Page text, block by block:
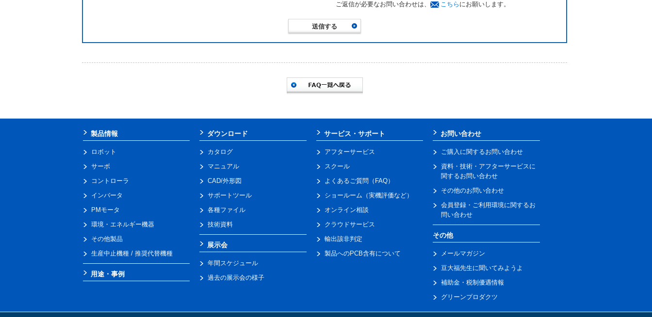
ご返信が必要なお問い合わせは、
こちら にお願いします。
製品情報
ロボット
サーボ
コントローラ
インバータ
PMモータ
環境・エネルギー機器
その他製品
生産中止機種 / 推奨代替機種
用途・事例
ダウンロード
カタログ
マニュアル
CAD/外形図
サポートツール
各種ファイル
技術資料
展示会
年間スケジュール
過去の展示会の様子
サービス・サポート
アフターサービス
スクール
よくあるご質問（FAQ）
ショールーム（実機評価など）
オンライン相談
クラウドサービス
輸出該非判定
製品へのPCB含有について
お問い合わせ
ご購入に関するお問い合わせ
資料・技術・アフターサービスに
関するお問い合わせ
その他のお問い合わせ
会員登録・ご利用環境に関するお
問い合わせ
その他
メールマガジン
豆大福先生に聞いてみようよ
補助金・税制優遇情報
グリーンプロダクツ